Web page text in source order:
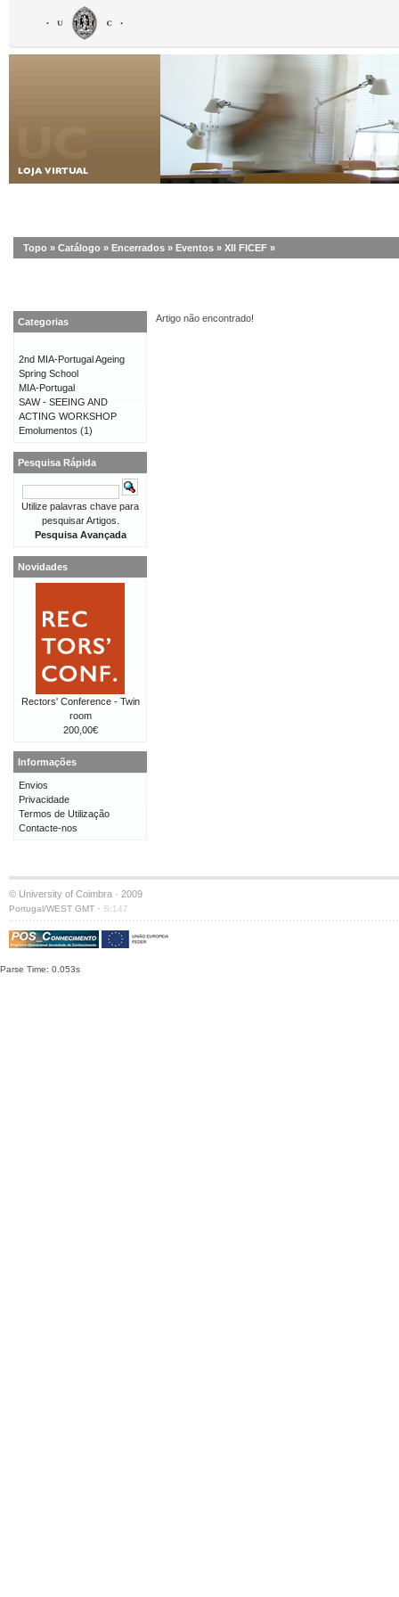
Topo » Catálogo » Encerrados » Eventos » XII FICEF »
Artigo não encontrado!
Categorias
2nd MIA-Portugal Ageing
Spring School
MIA-Portugal
SAW - SEEING AND
ACTING WORKSHOP
Emolumentos (1)
Pesquisa Rápida
Utilize palavras chave para
pesquisar Artigos.
Pesquisa Avançada
Novidades
Rectors' Conference - Twin
room
200,00€
Informações
Envios
Privacidade
Termos de Utilização
Contacte-nos
© University of Coimbra · 2009
Portugal/WEST GMT · S:147
Parse Time: 0.053s